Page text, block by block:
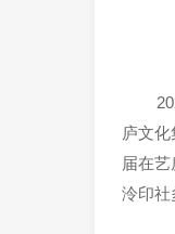
庐文
届在
泠印社